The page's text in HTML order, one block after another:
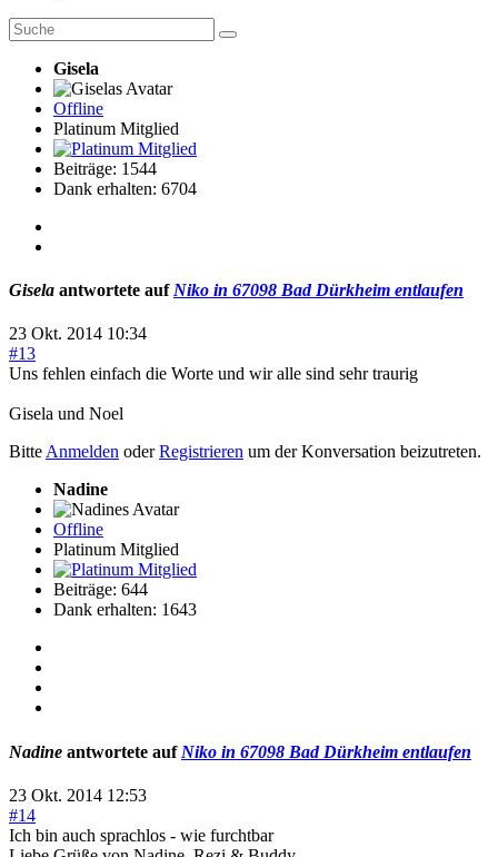
Gisela
Offline
Platinum Mitglied
Beiträge: 1544
Dank erhalten: 6704
Gisela antwortete auf Niko in 67098 Bad Dürkheim entlaufen
23 Okt. 2014 10:34
#13
Uns fehlen einfach die Worte und wir alle sind sehr traurig
Gisela und Noel
BitteAnmelden oderRegistrieren um der Konversation beizutreten.
Nadine
Offline
Platinum Mitglied
Beiträge: 644
Dank erhalten: 1643
Nadine antwortete auf Niko in 67098 Bad Dürkheim entlaufen
23 Okt. 2014 12:53
#14
Ich bin auch sprachlos - wie furchtbar